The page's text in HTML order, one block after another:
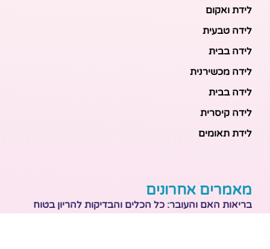
לידת ואקום
לידה טבעית
לידה בבית
לידה מכשירנית
לידה בבית
לידה קיסרית
לידת תאומים
מאמרים אחרונים
בריאות האם והעובר: כל הכלים והבדיקות להריון בטוח